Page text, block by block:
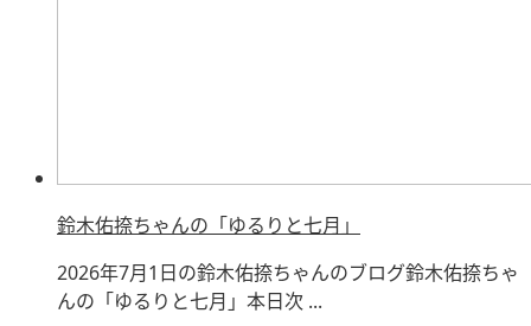
鈴木佑捺ちゃんの「ゆるりと七月」
2026年7月1日の鈴木佑捺ちゃんのブログ鈴木佑捺ちゃ
んの「ゆるりと七月」本日次 ...